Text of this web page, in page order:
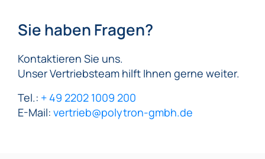
Sie haben Fragen?
Kontaktieren Sie uns.
Unser Vertriebsteam hilft Ihnen gerne weiter.
Tel.: + 49 2202 1009 200
E-Mail: vertrieb@polytron-gmbh.de